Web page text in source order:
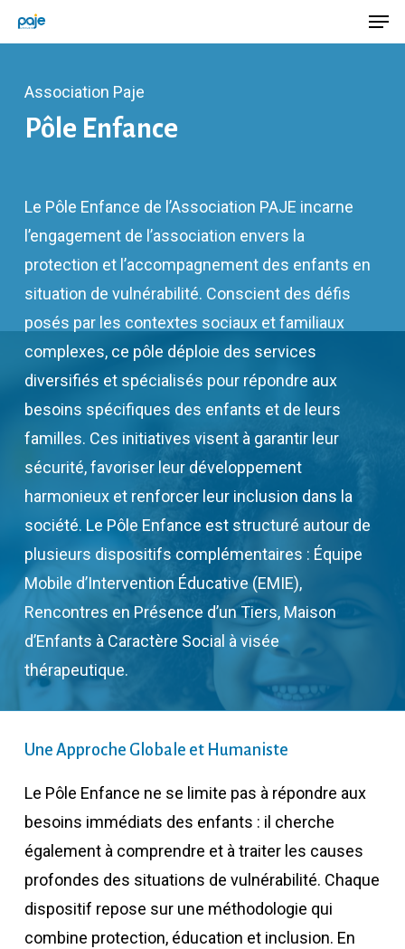
Skip
to
content
Association Paje
Pôle Enfance
Le Pôle Enfance de l’Association PAJE incarne
l’engagement de l’association envers la
protection et l’accompagnement des enfants en
situation de vulnérabilité. Conscient des défis
posés par les contextes sociaux et familiaux
complexes, ce pôle déploie des services
diversifiés et spécialisés pour répondre aux
besoins spécifiques des enfants et de leurs
familles. Ces initiatives visent à garantir leur
sécurité, favoriser leur développement
harmonieux et renforcer leur inclusion dans la
société. Le Pôle Enfance est structuré autour de
plusieurs dispositifs complémentaires : Équipe
Mobile d’Intervention Éducative (EMIE),
Rencontres en Présence d’un Tiers, Maison
d’Enfants à Caractère Social à visée
thérapeutique.
Une Approche Globale et Humaniste
Le Pôle Enfance ne se limite pas à répondre aux
besoins immédiats des enfants : il cherche
également à comprendre et à traiter les causes
profondes des situations de vulnérabilité. Chaque
dispositif repose sur une méthodologie qui
combine protection, éducation et inclusion. En
Menu